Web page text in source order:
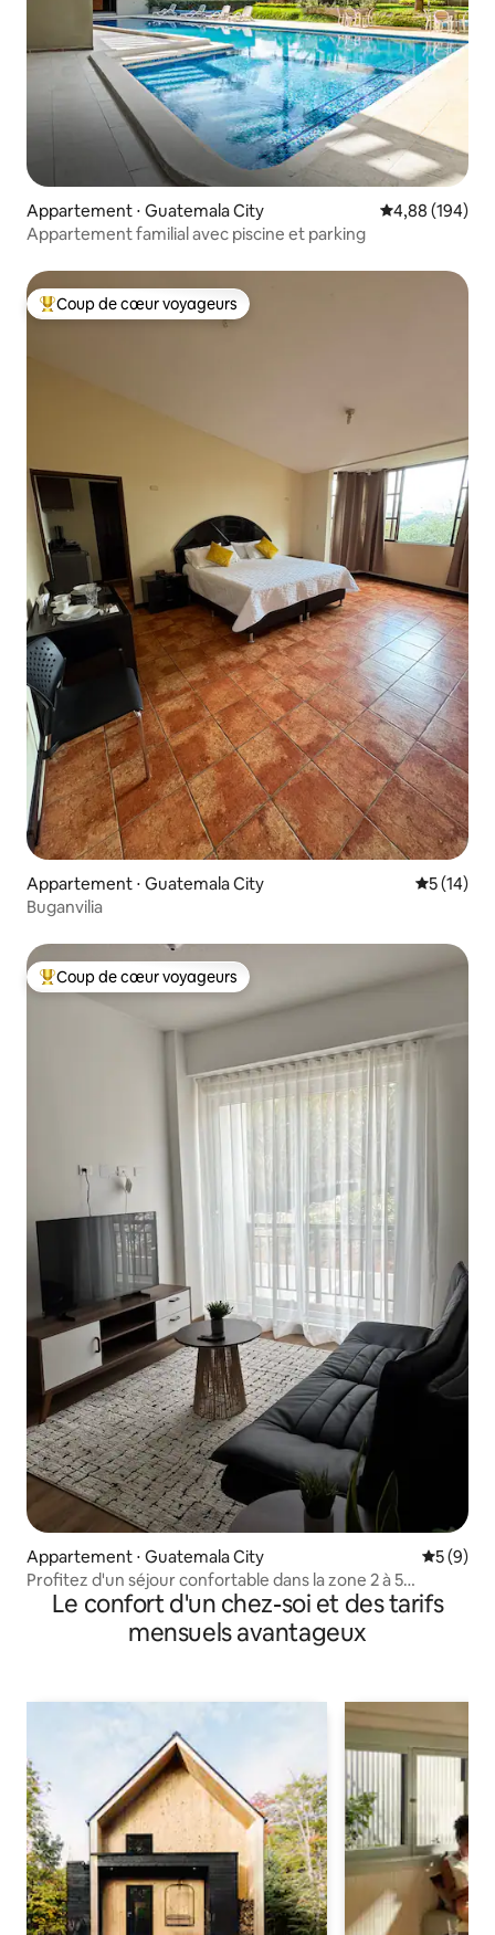
Appartement ⋅ Guatemala City Évaluation
4,88 (194)
Appartement familial avec piscine et parking
Coups de cœur voyageurs les plus appréciés
Coup de cœur voyageurs
Appartement ⋅ Guatemala City
5 (14)
Buganvilia
Coups de cœur voyageurs les plus appréciés
Coup de cœur voyageurs
Appartement ⋅ Guatemala City
5 (9)
Profitez d'un séjour confortable dans la zone 2 à 5
minutes. UMG
Le confort d'un chez-soi et des tarifs
mensuels avantageux